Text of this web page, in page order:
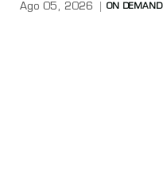
Ago 05, 2026 ON DEMAND